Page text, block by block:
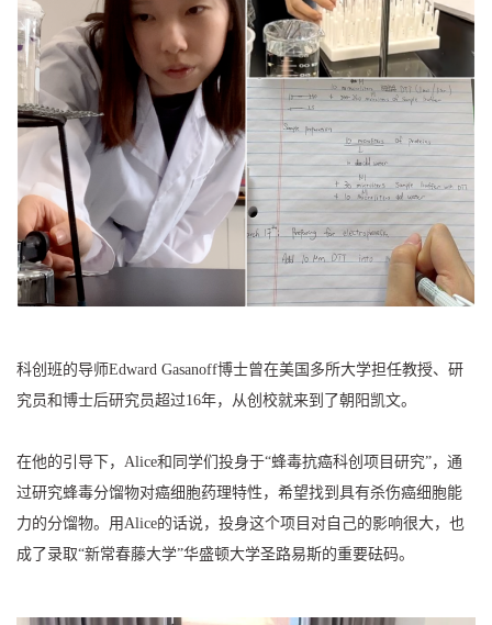
科创班的导师Edward Gasanoff博士曾在美国多所大学担任教授、研
究员和博士后研究员超过16年，从创校就来到了朝阳凯文。
在他的引导下，Alice和同学们投身于“蜂毒抗癌科创项目研究”，通
过研究蜂毒分馏物对癌细胞药理特性，希望找到具有杀伤癌细胞能
力的分馏物。用Alice的话说，投身这个项目对自己的影响很大，也
成了录取“新常春藤大学”华盛顿大学圣路易斯的重要砝码。